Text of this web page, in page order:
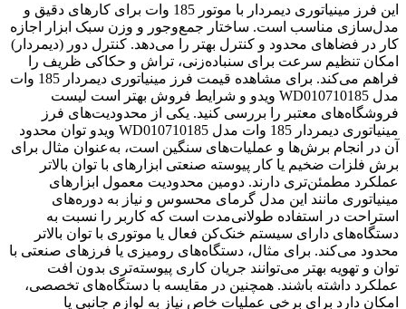
این فرز مینیاتوری دیمردار با موتور 185 وات برای کارهای دقیق و
مدل‌سازی مناسب است. ساختار جمع‌وجور و وزن سبک ابزار اجازه
کار در فضاهای محدود و کنترل بهتر را می‌دهد. کنترل دور (دیمردار)
امکان تنظیم سرعت برای سنباده‌زنی، تراش و حکاکی ظریف را
فراهم می‌کند. برای مشاهده قیمت فرز مینیاتوری دیمردار 185 وات
مدل WD010710185 ویدو و شرایط فروش بهتر است لیست
فروشگاه‌های معتبر را بررسی کنید. یکی از محدودیت‌های فرز
مینیاتوری دیمردار 185 وات مدل WD010710185 ویدو توان محدود
آن در انجام برش‌ها و عملیات‌های سنگین است، به‌عنوان مثال برای
برش فلزات ضخیم یا کار پیوسته صنعتی ابزارهای با توان بالاتر
عملکرد مطمئن‌تری دارند. دومین محدودیت معمول ابزارهای
مینیاتوری مانند این مدل گرمای محسوس و نیاز به دوره‌های
استراحت در استفاده طولانی‌مدت است که کاربر را نسبت به
دستگاه‌های دارای سیستم خنک‌کن فعال یا موتوری با توان بالاتر
محدود می‌کند. برای مثال، دستگاه‌های رومیزی یا فرزهای صنعتی با
توان و تهویه بهتر می‌توانند جریان کاری پیوسته‌تری بدون افت
عملکرد داشته باشند. همچنین در مقایسه با دستگاه‌های تخصصی،
امکان دارد برای برخی عملیات خاص نیاز به لوازم جانبی یا